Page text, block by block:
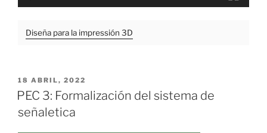
Diseña para la impressión 3D
PUBLICADO
EL
18 ABRIL, 2022
PEC 3: Formalización del sistema de
señaletica